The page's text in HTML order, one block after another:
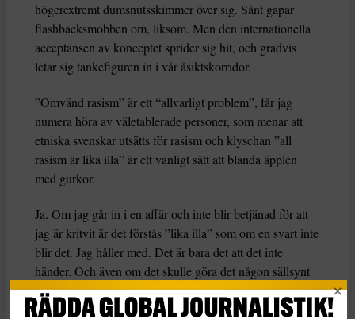
högerextremt dumsnutsskimmer över sig. Sånt gapar
flashbacksmobben om, liksom. Men den internationella
acceptansen av konceptet sprider sig hit, och gradvis
letar sig tankefiguren in i vår åsiktskorridor.
”Omvänd rasism” är ett “allvarligt problem”, får jag
numera höra av väletablerade personer, som menar att
etniska svenskar utsätts för rasism och klyschan ”all
rasism är lika illa” är ett vanligt sätt att blanda äpplen
med gurkor.
Ja. Om jag går in i en affär och inte blir betjänad för att
jag är kritvit är det förstås ”lika illa” som om en svart inte
blir det. Jag håller med. Det är bara det att det inte
händer. Och även om det skulle göra det någon sällsynt
gång: rasism på individnivå är ganska irrelevant ur
samhällsperspektiv.